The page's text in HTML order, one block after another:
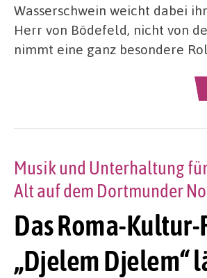
Wasserschwein weicht dabei
Herr von Bödefeld, nicht von
nimmt eine ganz besondere
Das Roma-
„Djelem Djelem“
Musik und Unterhaltung
Alt auf dem Dortmunder